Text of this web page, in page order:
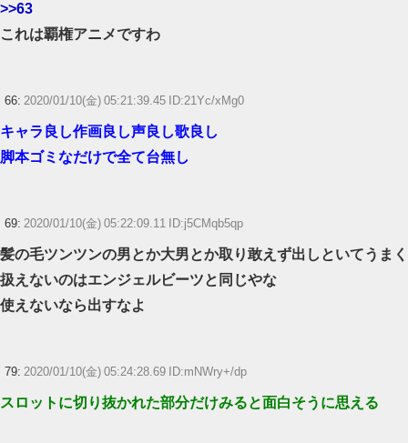
>>63
これは覇権アニメですわ
66: 2020/01/10(金) 05:21:39.45 ID:21Yc/xMg0
キャラ良し作画良し声良し歌良し
脚本ゴミなだけで全て台無し
69: 2020/01/10(金) 05:22:09.11 ID:j5CMqb5qp
髪の毛ツンツンの男とか大男とか取り敢えず出しといてうまく
扱えないのはエンジェルビーツと同じやな
使えないなら出すなよ
79: 2020/01/10(金) 05:24:28.69 ID:mNWry+/dp
スロットに切り抜かれた部分だけみると面白そうに思える